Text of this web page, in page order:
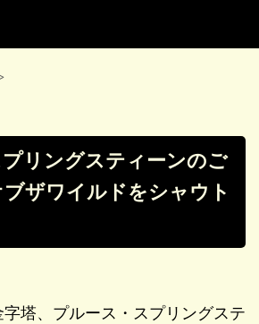
リングスティーンのご
ザワイルドをシャウト
塔、プルース・スプリングステ